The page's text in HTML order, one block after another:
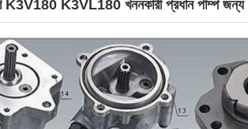
K3V180 K3VL180 খননকারী প্রধান পাম্প জন্য